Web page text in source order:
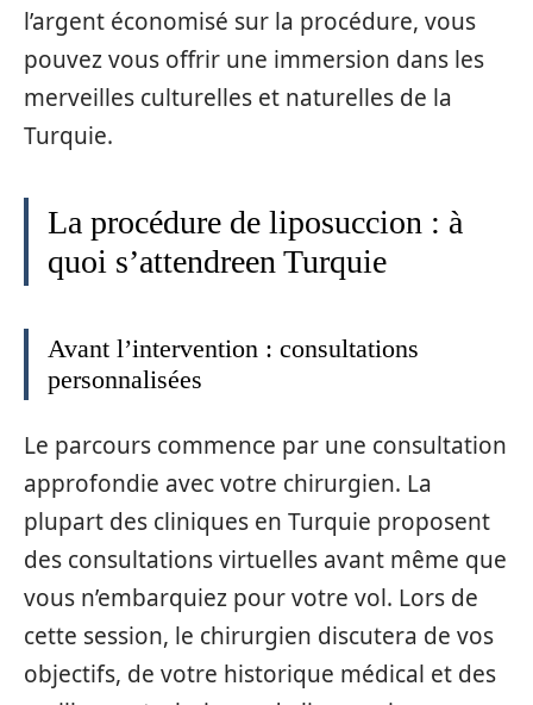
l’argent économisé sur la procédure, vous
pouvez vous offrir une immersion dans les
merveilles culturelles et naturelles de la
Turquie.
La procédure de liposuccion : à
quoi s’attendreen Turquie
Avant l’intervention : consultations
personnalisées
Le parcours commence par une consultation
approfondie avec votre chirurgien. La
plupart des cliniques en Turquie proposent
des consultations virtuelles avant même que
vous n’embarquiez pour votre vol. Lors de
cette session, le chirurgien discutera de vos
objectifs, de votre historique médical et des